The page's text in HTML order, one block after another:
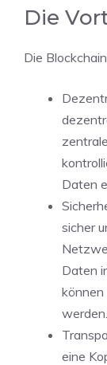
Die
Die
Daten
sicher
Daten
können
werden.
eine